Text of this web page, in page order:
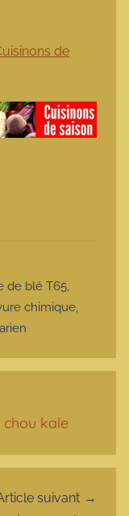
de
de blé T65,
chimique,
kale
suivant